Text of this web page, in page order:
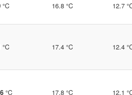
°C 16.8 °C 12.7
°C 17.4 °C 12.4
°C 17.8 °C 12.1